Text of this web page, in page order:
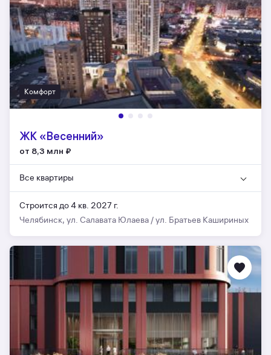
Комфорт
ЖК «Весенний»
от 8,3 млн ₽
Все квартиры
Строится до 4 кв. 2027 г.
Челябинск, ул. Салавата Юлаева / ул. Братьев Кашириных